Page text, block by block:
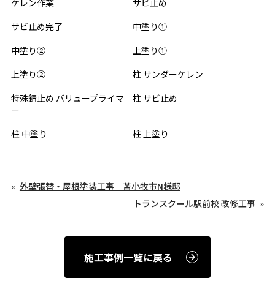
ケレン作業
サビ止め
サビ止め完了
中塗り①
中塗り②
上塗り①
上塗り②
柱 サンダーケレン
特殊錆止め バリュープライマ
ー
柱 サビ止め
柱 中塗り 柱 上塗り
外壁張替・屋根塗装工事 苫小牧市N様邸
トランスクール駅前校 改修工事
施工事例一覧に戻る